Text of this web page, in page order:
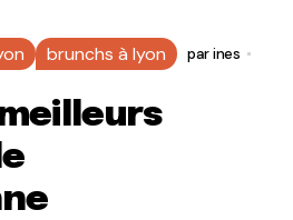
brunchs à lyon parines